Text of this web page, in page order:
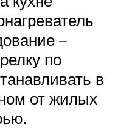
–
по
в
от жилых